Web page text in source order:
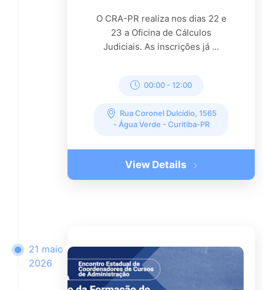
O CRA-PR realiza nos dias 22 e
23 a Oficina de Cálculos
Judiciais. As inscrições já ...
00:00 -12:00
Rua Coronel Dulcídio, 1565
- Água Verde - Curitiba-PR
View Details
21 maio
2026